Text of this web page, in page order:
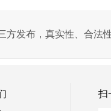
发布，真实性、合法
扫